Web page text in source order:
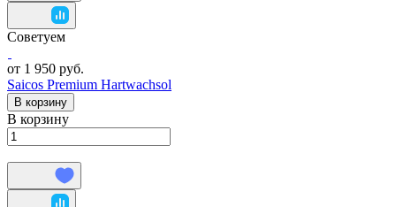
Советуем
от 1 950 руб.
Saicos Premium Hartwachsol
В корзину
В корзину